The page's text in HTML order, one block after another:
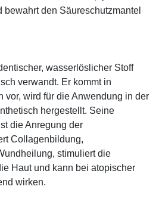
bewahrt den Säureschutzmantel
wasserlöslicher Stoff
verwandt. Er kommt in
vor, wird für die Anwendung in der
hergestellt. Seine
die Anregung der
Collagenbildung,
stimuliert die
Haut und kann bei atopischer
wirken.